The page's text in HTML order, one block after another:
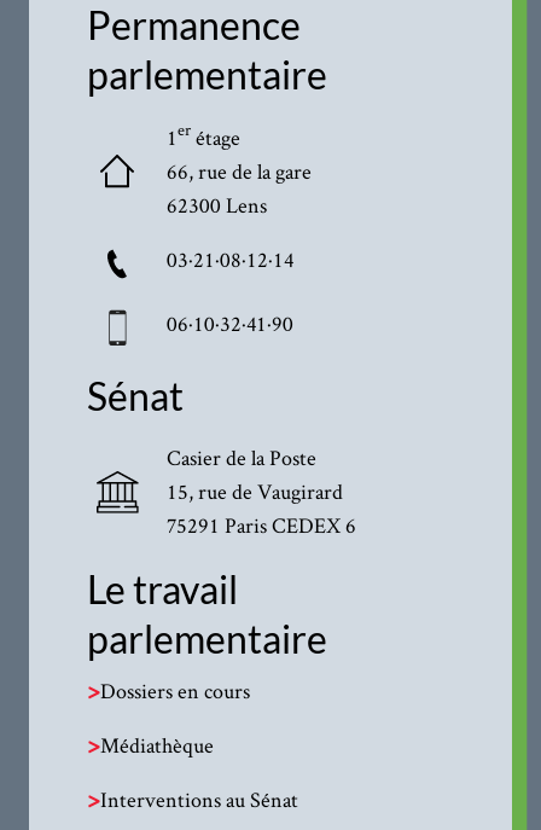
Permanence
parlementaire
1erétage
66, rue de la gare
62300 Lens
03·21·08·12·14
06·10·32·41·90
Sénat
Casier de la Poste
15, rue de Vaugirard
75291 Paris CEDEX 6
Le travail
parlementaire
>Dossiers en cours
>Médiathèque
>Interventions au Sénat